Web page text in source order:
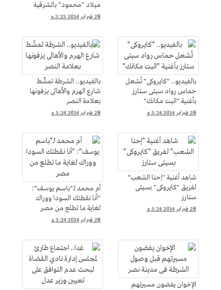
ميلاد "محمود" بالشرقية
28 فبراير 2014 5:25 م
بالفيديو.. "كايروكى" تُشعل
حماس رواد سيتى ستارز
بأغنية "اثبت مكانك"
28 فبراير 2014 5:24 م
بالفيديو.. الشرطة تمشّط
شارع الهرم والأهالى يزفونها
بعلامة النصر
28 فبراير 2014 5:24 م
شاهد أغنية "إحنا الشعب"
لفريق "كايروكى" بسيتى
ستارز
28 فبراير 2014 5:24 م
أم محمد لـ"باسم يوسف":
"أنا نقطتك السودا ووراك
لغاية ما تطلع من مصر
28 فبراير 2014 5:24 م
الإخوان يفضون مسيرتهم